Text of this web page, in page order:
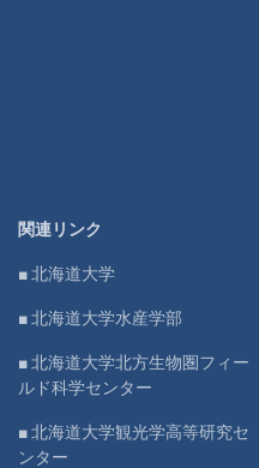
関連リンク
■ 北海道大学
■ 北海道大学水産学部
■ 北海道大学北方生物圏フィー
ルド科学センター
■ 北海道大学観光学高等研究セ
ンター